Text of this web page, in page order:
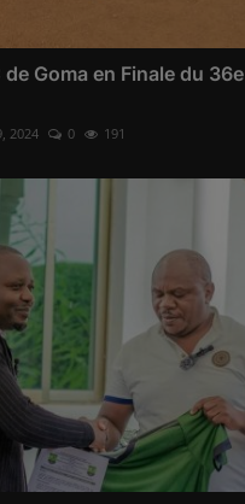
de Goma en Finale du 36e
2024 0 191